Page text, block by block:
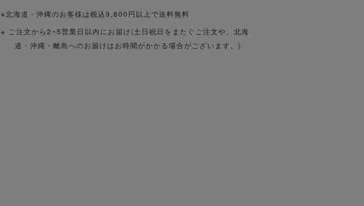
※北海道・沖縄のお客様は税込9,800円以上で送料無料
※ ご注文から2~5営業日以内にお届け(土日祝日をまたぐご注文や、北海
道・沖縄・離島へのお届けはお時間がかかる場合がございます。)